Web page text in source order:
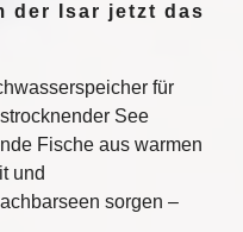
der Isar jetzt das
für
See
Fische aus warmen
und
sorgen –